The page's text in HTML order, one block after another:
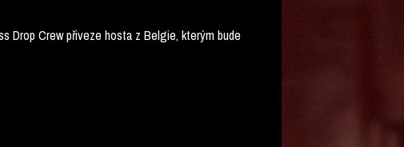
Drop Crew přiveze hosta z Belgie, kterým bude